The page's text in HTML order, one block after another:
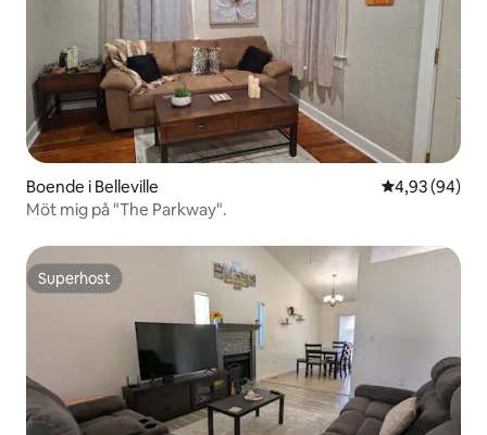
Boende i Belleville 4,93 av 5 i
4,93 (94)
Möt mig på "The Parkway".
Superhost
Superhost